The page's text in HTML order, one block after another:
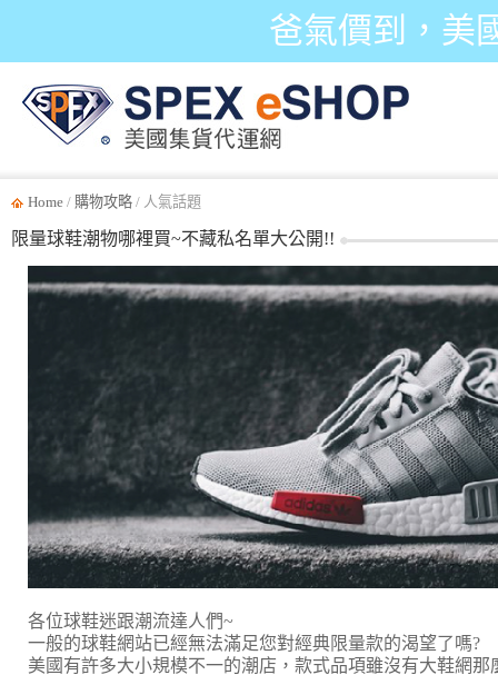
爸氣價到，美
Home / 購物攻略 / 人氣話題
限量球鞋潮物哪裡買~不藏私名單大公開!!
各位球鞋迷跟潮流達人們~
一般的球鞋網站已經無法滿足您對經典限量款的渴望了嗎?
美國有許多大小規模不一的潮店，款式品項雖沒有大鞋網那